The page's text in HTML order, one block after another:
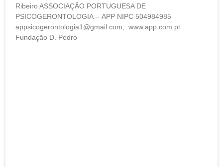
Ribeiro ASSOCIAÇÃO PORTUGUESA DE
PSICOGERONTOLOGIA – APP NIPC 504984985
appsicogerontologia1@gmail.com; www.app.com.pt
Fundação D. Pedro